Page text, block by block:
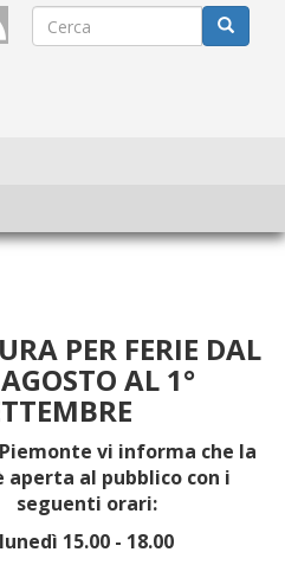
Form
PER FERIE DAL
AL 1°
Piemonte vi informa che la
aperta al pubblico con i
seguenti orari:
lunedì 15.00 - 18.00